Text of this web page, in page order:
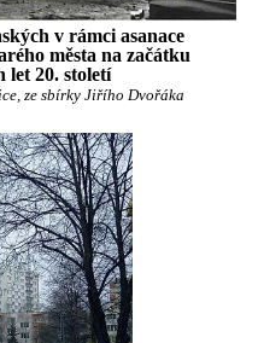
v rámci asanace
města na začátku
let 20. století
ze sbírky Jiřího Dvořáka